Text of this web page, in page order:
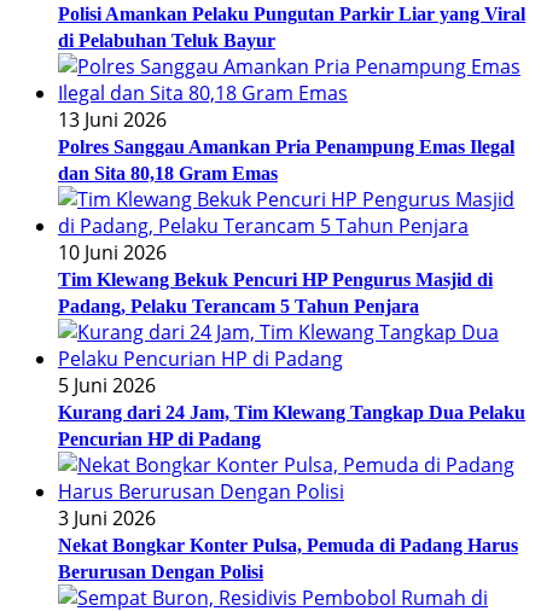
Polisi Amankan Pelaku Pungutan Parkir Liar yang Viral
di Pelabuhan Teluk Bayur
13 Juni 2026
Polres Sanggau Amankan Pria Penampung Emas Ilegal
dan Sita 80,18 Gram Emas
10 Juni 2026
Tim Klewang Bekuk Pencuri HP Pengurus Masjid di
Padang, Pelaku Terancam 5 Tahun Penjara
5 Juni 2026
Kurang dari 24 Jam, Tim Klewang Tangkap Dua Pelaku
Pencurian HP di Padang
3 Juni 2026
Nekat Bongkar Konter Pulsa, Pemuda di Padang Harus
Berurusan Dengan Polisi